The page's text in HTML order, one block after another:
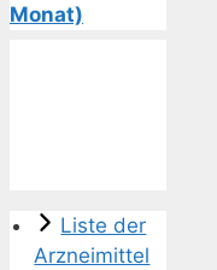
Monat)
Liste der
Arzneimittel